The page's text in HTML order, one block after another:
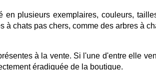
en plusieurs exemplaires, couleurs,
à chats pas chers, comme des arbres à
à la vente. Si l'une d'entre elle
éradiquée de la boutique.